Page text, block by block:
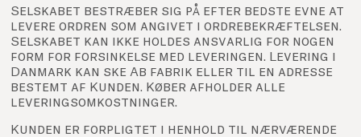
Selskabet bestræber sig på efter bedste evne at
levere ordren som angivet i ordrebekræftelsen.
Selskabet kan ikke holdes ansvarlig for nogen
form for forsinkelse med leveringen. Levering i
Danmark kan ske Ab fabrik eller til en adresse
bestemt af Kunden. Køber afholder alle
leveringsomkostninger.
Kunden er forpligtet i henhold til nærværende